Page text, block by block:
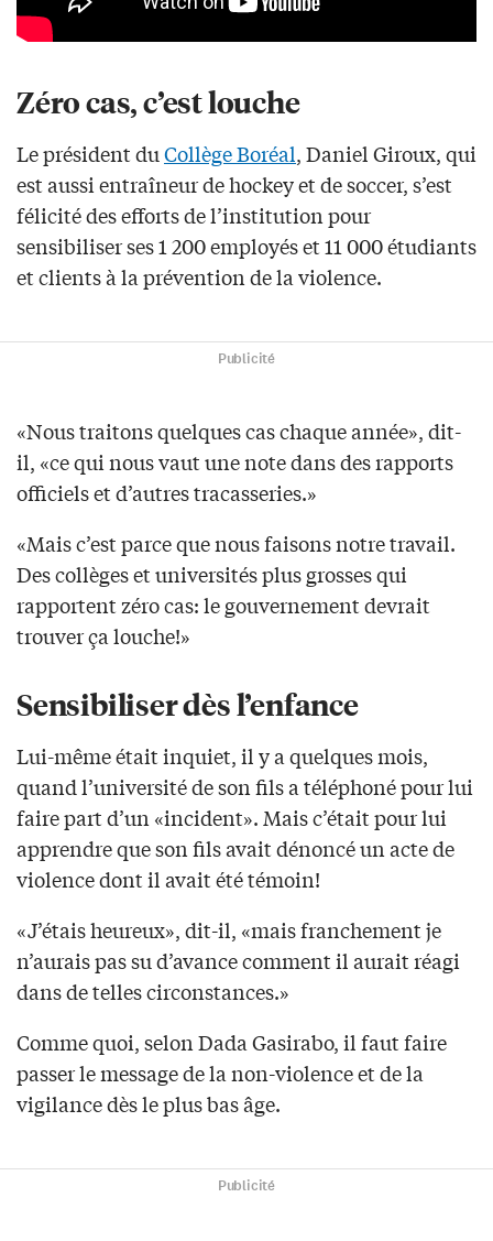
Zéro cas, c’est louche
Le président duCollège Boréal, Daniel Giroux, qui
est aussi entraîneur de hockey et de soccer, s’est
félicité des efforts de l’institution pour
sensibiliser ses 1 200 employés et 11 000 étudiants
et clients à la prévention de la violence.
Publicité
«Nous traitons quelques cas chaque année», dit-
il, «ce qui nous vaut une note dans des rapports
officiels et d’autres tracasseries.»
«Mais c’est parce que nous faisons notre travail.
Des collèges et universités plus grosses qui
rapportent zéro cas: le gouvernement devrait
trouver ça louche!»
Sensibiliser dès l’enfance
Lui-même était inquiet, il y a quelques mois,
quand l’université de son fils a téléphoné pour lui
faire part d’un «incident». Mais c’était pour lui
apprendre que son fils avait dénoncé un acte de
violence dont il avait été témoin!
«J’étais heureux», dit-il, «mais franchement je
n’aurais pas su d’avance comment il aurait réagi
dans de telles circonstances.»
Comme quoi, selon Dada Gasirabo, il faut faire
passer le message de la non-violence et de la
vigilance dès le plus bas âge.
Publicité